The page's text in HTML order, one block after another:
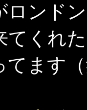
ロンド
てくれ
てます